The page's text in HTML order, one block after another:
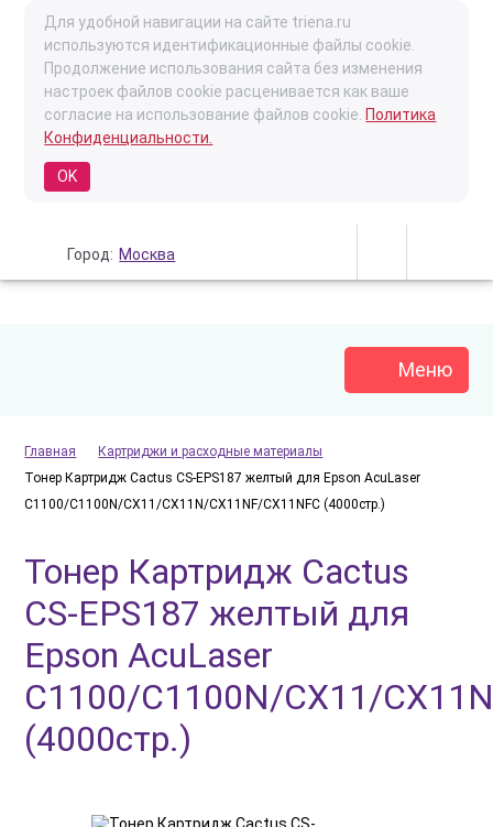
Для удобной навигации на сайте triena.ru
используются идентификационные файлы cookie.
Продолжение использования сайта без изменения
настроек файлов cookie расценивается как ваше
согласие на использование файлов cookie. Политика
Конфиденциальности.
OK
Город: Москва
Меню
Главная
Картриджи и расходные материалы
Тонер Картридж Cactus CS-EPS187 желтый для Epson AcuLaser
C1100/C1100N/CX11/CX11N/CX11NF/CX11NFC (4000стр.)
Тонер Картридж Cactus
CS-EPS187 желтый для
Epson AcuLaser
C1100/C1100N/CX11/
(4000стр.)